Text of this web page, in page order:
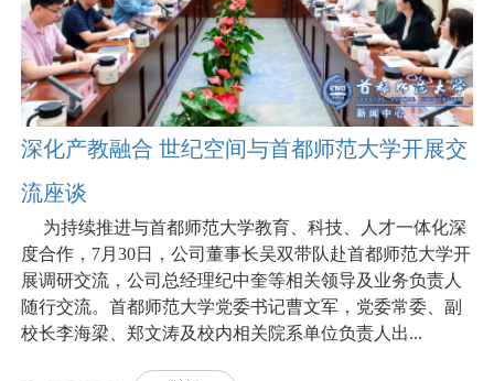
深化产教融合 世纪空间与首都师范大学开展交
流座谈
为持续推进与首都师范大学教育、科技、人才一体化深
度合作，7月30日，公司董事长吴双带队赴首都师范大学开
展调研交流，公司总经理纪中奎等相关领导及业务负责人
随行交流。首都师范大学党委书记曹文军，党委常委、副
校长李海梁、郑文涛及校内相关院系单位负责人出...